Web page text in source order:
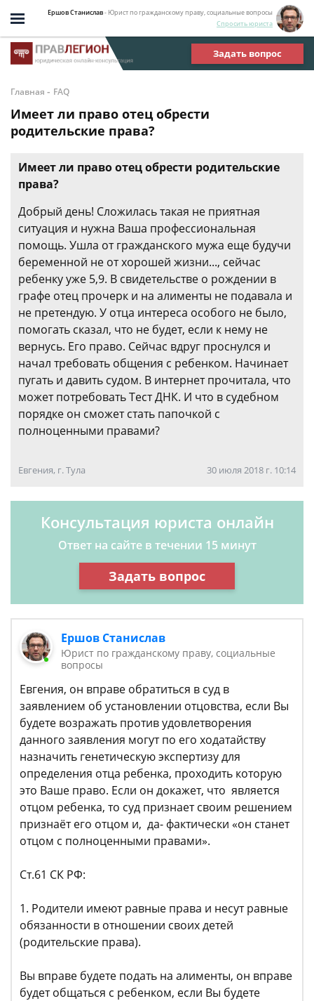
Ершов Станислав- Юрист по гражданскому праву, социальные вопросы
Спросить юриста
Задать вопрос
Главная - FAQ
Имеет ли право отец обрести
родительские права?
Имеет ли право отец обрести родительские
права?
Добрый день! Сложилась такая не приятная
ситуация и нужна Ваша профессиональная
помощь. Ушла от гражданского мужа еще будучи
беременной не от хорошей жизни..., сейчас
ребенку уже 5,9. В свидетельстве о рождении в
графе отец прочерк и на алименты не подавала и
не претендую. У отца интереса особого не было,
помогать сказал, что не будет, если к нему не
вернусь. Его право. Сейчас вдруг проснулся и
начал требовать общения с ребенком. Начинает
пугать и давить судом. В интернет прочитала, что
может потребовать Тест ДНК. И что в судебном
порядке он сможет стать папочкой с
полноценными правами?
Евгения, г. Тула 30 июля 2018 г. 10:14
Консультация юриста онлайн
Ответ на сайте в течении 15 минут
Задать вопрос
Ершов Станислав
Юрист по гражданскому праву, социальные
вопросы
Евгения, он вправе обратиться в суд в
заявлением об установлении отцовства, если Вы
будете возражать против удовлетворения
данного заявления могут по его ходатайству
назначить генетическую экспертизу для
определения отца ребенка, проходить которую
это Ваше право. Если он докажет, что является
отцом ребенка, то суд признает своим решением
признаёт его отцом и, да- фактически «он станет
отцом с полноценными правами».
Ст.61 СК РФ:
1. Родители имеют равные права и несут равные
обязанности в отношении своих детей
(родительские права).
Вы вправе будете подать на алименты, он вправе
будет общаться с ребенком, если Вы будете